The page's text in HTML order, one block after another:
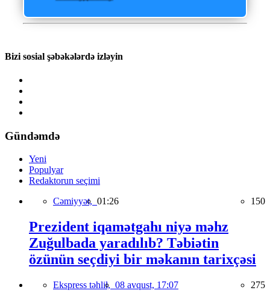
Bizi sosial şəbəkələrdə izləyin
Gündəmdə
Yeni
Populyar
Redaktorun seçimi
Cəmiyyət, 01:26 150
Prezident iqamətgahı niyə məhz
Zuğulbada yaradılıb? Təbiətin
özünün seçdiyi bir məkanın tarixçəsi
Ekspress təhlil, 08 avqust, 17:07 275